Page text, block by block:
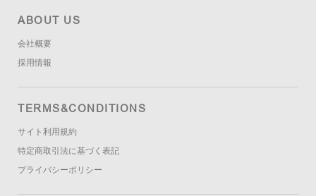
ABOUT US
会社概要
採用情報
TERMS&CONDITIONS
サイト利用規約
特定商取引法に基づく表記
プライバシーポリシー